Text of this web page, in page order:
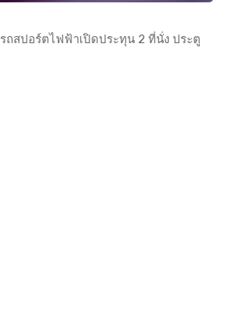
รถสปอร์ตไฟฟ้าเปิดประทุน 2 ที่นั่ง ประตู